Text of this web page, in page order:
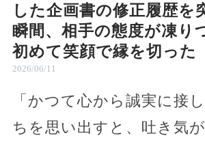
した企画書の修正履歴を
瞬間、相手の態度が凍り
初めて笑顔で縁を切った
2026/06/11
「かつて心から誠実に接
ちを思い出すと、吐き気が